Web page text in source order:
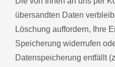
übersandten Daten
Löschung auffordern, Ihre
Speicherung widerrufen
Datenspeicherung entfällt